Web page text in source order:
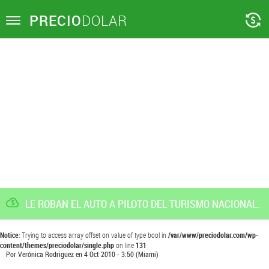
Toggle PRECIODOLAR
LE ROBAN EL AUTO A PILOTO DEL TURISMO NACIONAL.
Notice: Trying to access array offset on value of type bool in /var/www/preciodolar.com/wp-
content/themes/preciodolar/single.phpon line131
PorVerónica Rodriguezen4 Oct 2010 - 3:50(Miami)